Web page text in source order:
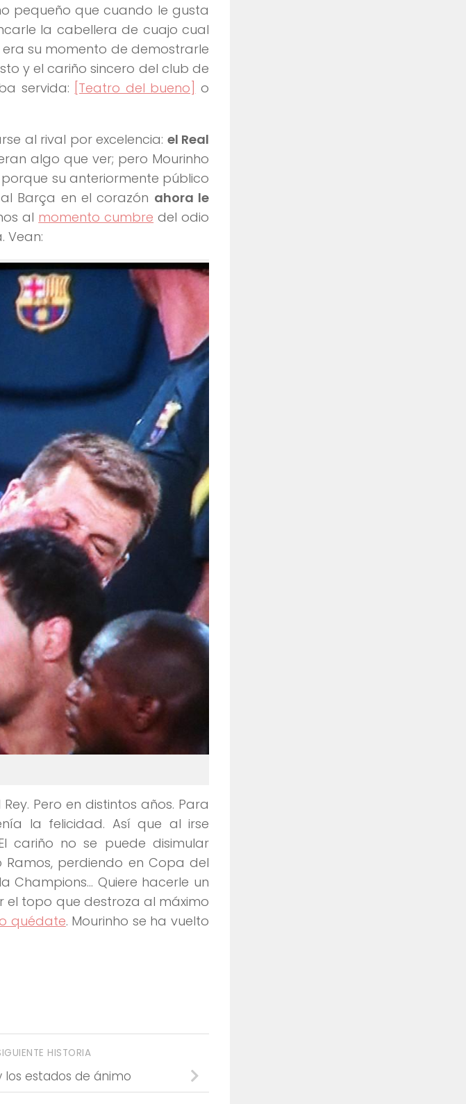
pequeño que cuando le gusta
la cabellera de cuajo cual
su momento de demostrarle
y el cariño sincero del club de
servida: [Teatro del bueno]
o
al rival por excelencia: el Real
algo que ver; pero Mourinho
su anteriormente público
Barça en el corazón ahora le
al momento cumbre del odio
Vean:
Pero en distintos años. Para
la felicidad. Así que al irse
cariño no se puede disimular
perdiendo en Copa del
Champions… Quiere hacerle un
el topo que destroza al máximo
quédate. Mourinho se ha vuelto
HISTORIA
los estados de ánimo